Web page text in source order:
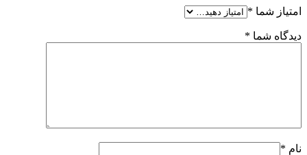
امتیاز شما *
دیدگاه شما *
نام *